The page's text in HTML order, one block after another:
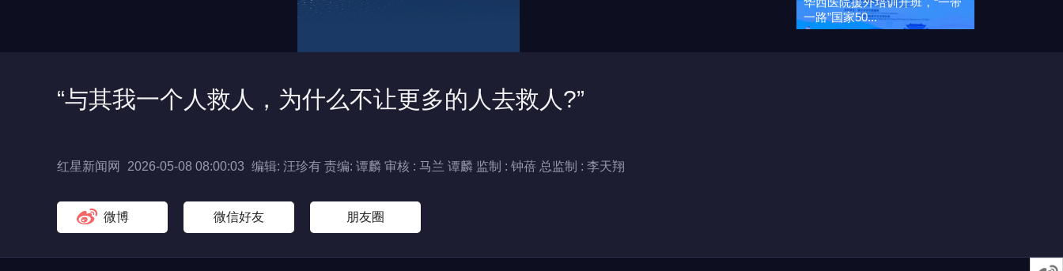
一路”国家50...
“与其我一个人救人，为什么不让更多的人去救人?”
红星新闻网 2026-05-08 08:00:03 编辑: 汪珍有 责编: 谭麟 审核 : 马兰 谭麟 监制 : 钟蓓 总监制 : 李天翔
微博 微信好友 朋友圈